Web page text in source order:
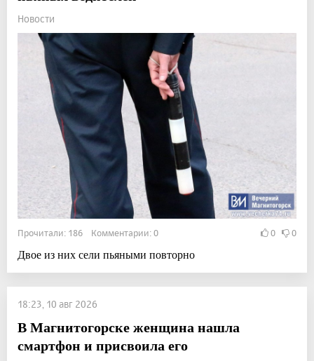
Новости
Прочитали: 186 Комментарии: 0 0 0
Двое из них сели пьяными повторно
18:23, 10 авг 2026
В Магнитогорске женщина нашла
смартфон и присвоила его